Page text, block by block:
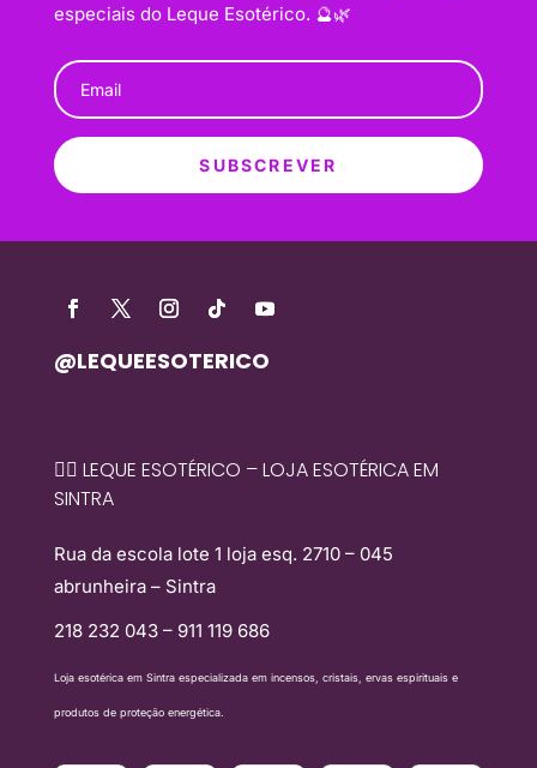
especiais do Leque Esotérico. 🔮🌿
SUBSCREVER
@LEQUEESOTERICO
🧙‍♀️ LEQUE ESOTÉRICO – LOJA ESOTÉRICA EM
SINTRA
Rua da escola lote 1 loja esq. 2710 – 045
abrunheira – Sintra
218 232 043 – 911 119 686
Loja esotérica em Sintra especializada em incensos, cristais, ervas espirituais e
produtos de proteção energética.